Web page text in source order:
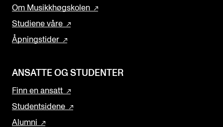
Om Musikkhøgskolen
Studiene våre
Åpningstider
ANSATTE OG STUDENTER
Finn en ansatt
Studentsidene
Alumni